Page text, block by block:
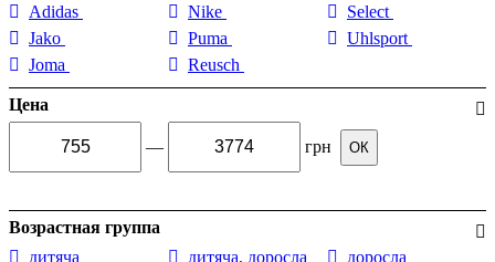
Adidas
Jako
Joma
Nike
Puma
Reusch
Select
Uhlsport
Цена
— грн ОК
Возрастная группа
дитяча
дитяча, доросла доросла